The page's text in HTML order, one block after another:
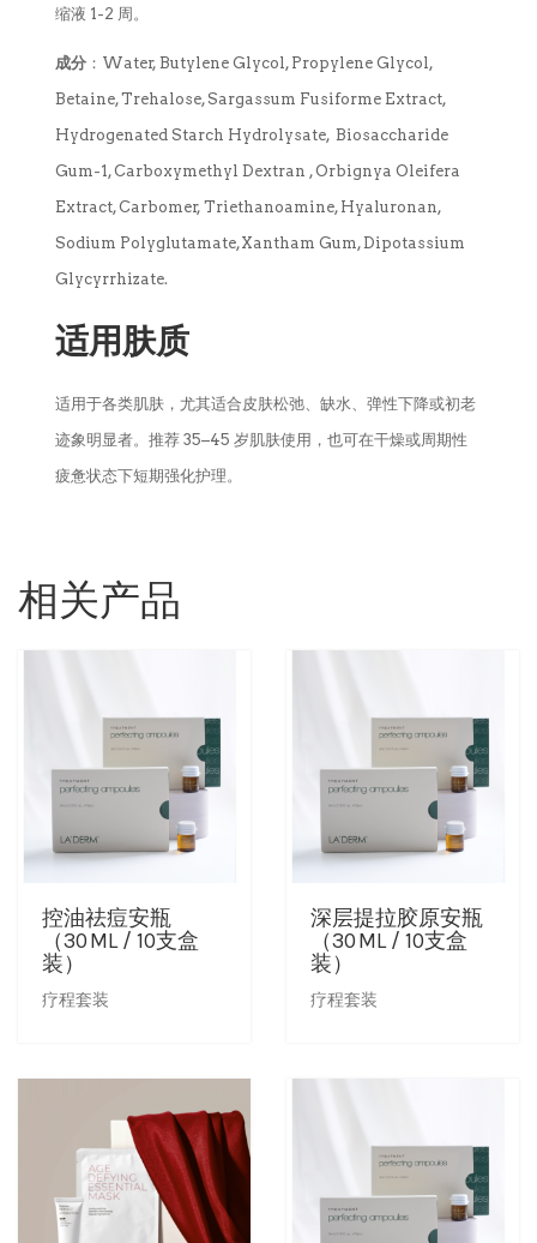
缩液 1-2 周。
成分 ：Water, Butylene Glycol, Propylene Glycol,
Betaine, Trehalose, Sargassum Fusiforme Extract,
Hydrogenated Starch Hydrolysate, Biosaccharide
Gum-1, Carboxymethyl Dextran , Orbignya Oleifera
Extract, Carbomer, Triethanoamine, Hyaluronan,
Sodium Polyglutamate,Xantham Gum, Dipotassium
Glycyrrhizate.
适用肤质
适用于各类肌肤，尤其适合皮肤松弛、缺水、弹性下降或初老
迹象明显者。推荐 35–45 岁肌肤使用，也可在干燥或周期性
疲惫状态下短期强化护理。
相关产品
控油祛痘安瓶
（30 ML / 10支盒
装）
疗程套装
深层提拉胶原安瓶
（30 ML / 10支盒
装）
疗程套装